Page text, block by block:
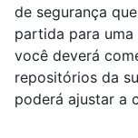
de segurança
partida para uma
você deverá
repositórios da
poderá ajustar a